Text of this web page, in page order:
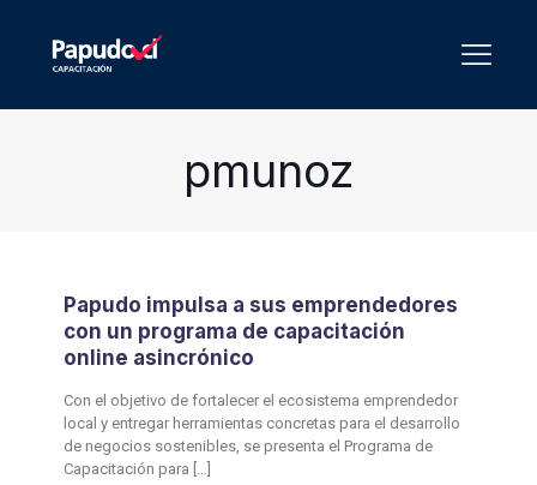
pmunoz
Papudo impulsa a sus emprendedores
con un programa de capacitación
online asincrónico
Con el objetivo de fortalecer el ecosistema emprendedor
local y entregar herramientas concretas para el desarrollo
de negocios sostenibles, se presenta el Programa de
Capacitación para